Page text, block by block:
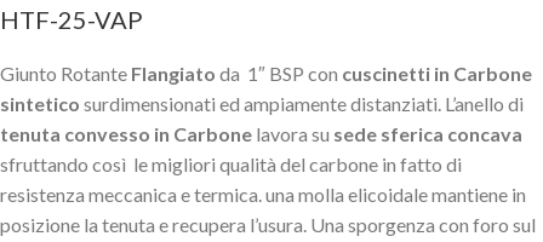
HTF-25-VAP
Giunto Rotante Flangiato da 1″ BSP con cuscinetti in Carbone
sintetico surdimensionati ed ampiamente distanziati. L’anello di
tenuta convesso in Carbone lavora su sede sferica concava
sfruttando così le migliori qualità del carbone in fatto di
resistenza meccanica e termica. una molla elicoidale mantiene in
posizione la tenuta e recupera l’usura. Una sporgenza con foro sul